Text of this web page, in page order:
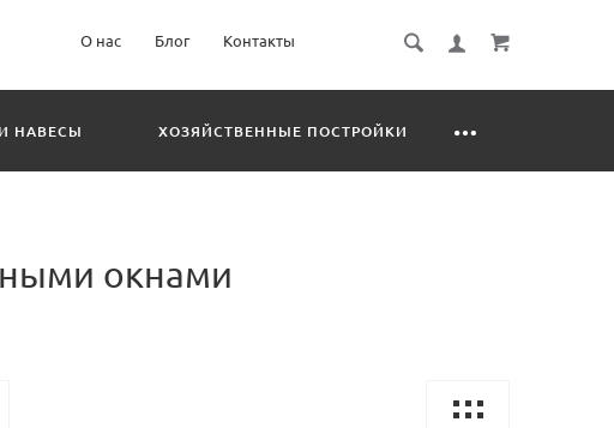
О нас Блог Контакты
НАВЕСЫ ХОЗЯЙСТВЕННЫЕ ПОСТРОЙКИ
окнами